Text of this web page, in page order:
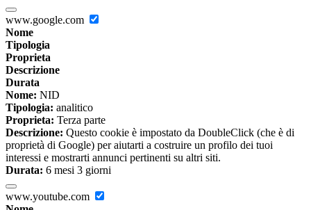
www.google.com
Nome
Tipologia
Proprieta
Descrizione
Durata
Nome: NID
Tipologia: analitico
Proprieta: Terza parte
Descrizione: Questo cookie è impostato da DoubleClick (che è di
proprietà di Google) per aiutarti a costruire un profilo dei tuoi
interessi e mostrarti annunci pertinenti su altri siti.
Durata: 6 mesi 3 giorni
www.youtube.com